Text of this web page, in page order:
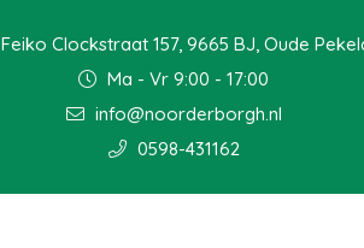
Feiko Clockstraat 157, 9665 BJ, Oude
Ma - Vr 9:00 - 17:00
info@noorderborgh.nl
0598-431162